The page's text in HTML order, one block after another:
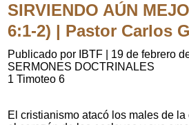
SIRVIENDO AÚN
6:1-2) | Pastor Carlos
Publicado por IBTF
19 de febrero
SERMONES DOCTRINALES
1 Timoteo 6
El cristianismo atacó los males de